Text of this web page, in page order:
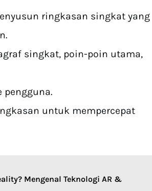
ringkasan singkat yang
singkat, poin-poin utama,
untuk mempercepat
Mengenal Teknologi AR &